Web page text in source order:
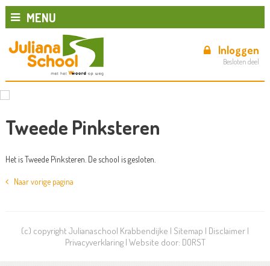
MENU
Inloggen
Besloten deel
Tweede Pinksteren
Het is Tweede Pinksteren. De school is gesloten.
Naar vorige pagina
(c) copyright Julianaschool Krabbendijke | Sitemap | Disclaimer |
Privacyverklaring| Website door: DORST